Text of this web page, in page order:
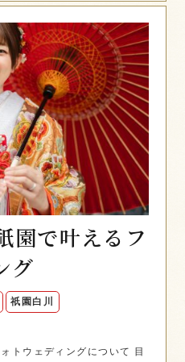
園で叶えるフ
グ
祇園白川
トウェディングについて 目